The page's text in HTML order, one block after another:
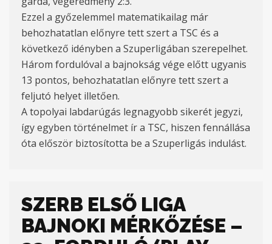
Ezzel a győzelemmel matematikailag már
behozhatatlan előnyre tett szert a TSC és a
következő idényben a Szuperligában szerepelhet.
Három fordulóval a bajnokság vége előtt ugyanis
13 pontos, behozhatatlan előnyre tett szert a
feljutó helyet illetően.
A topolyai labdarúgás legnagyobb sikerét jegyzi,
így egyben történelmet ír a TSC, hiszen fennállása
óta először biztosította be a Szuperligás indulást.
SZERB ELSŐ LIGA
BAJNOKI MÉRKŐZÉSE –